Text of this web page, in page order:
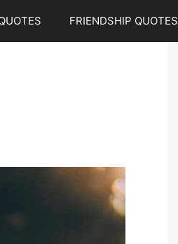
FRIENDSHIP QUOTES